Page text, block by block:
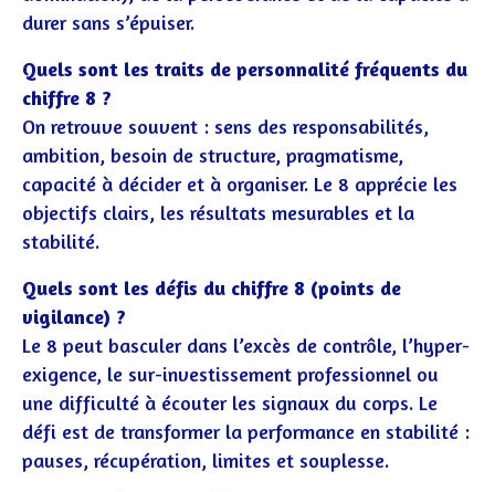
durer sans s’épuiser.
Quels sont les traits de personnalité fréquents du
chiffre 8 ?
On retrouve souvent : sens des responsabilités,
ambition, besoin de structure, pragmatisme,
capacité à décider et à organiser. Le 8 apprécie les
objectifs clairs, les résultats mesurables et la
stabilité.
Quels sont les défis du chiffre 8 (points de
vigilance) ?
Le 8 peut basculer dans l’excès de contrôle, l’hyper-
exigence, le sur-investissement professionnel ou
une difficulté à écouter les signaux du corps. Le
défi est de transformer la performance en stabilité :
pauses, récupération, limites et souplesse.